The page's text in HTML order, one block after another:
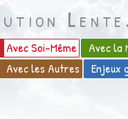
Avec Soi-Même
Avec la
Avec les Autres
Enjeux